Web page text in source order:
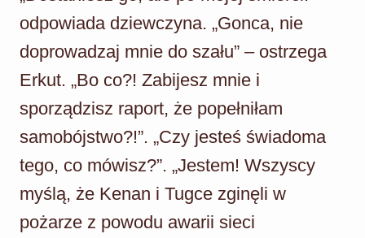
odpowiada dziewczyna. „Gonca, nie
doprowadzaj mnie do szału” – ostrzega
Erkut. „Bo co?! Zabijesz mnie i
sporządzisz raport, że popełniłam
samobójstwo?!”. „Czy jesteś świadoma
tego, co mówisz?”. „Jestem! Wszyscy
myślą, że Kenan i Tugce zginęli w
pożarze z powodu awarii sieci